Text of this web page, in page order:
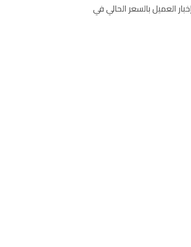
٢١، ٢٢، ٢٤) مع ربطها يدوياً أو إخبار العميل بالسعر الحالي في